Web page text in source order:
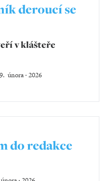
deroucí se
v klášteře
února ‧ 2026
do redakce